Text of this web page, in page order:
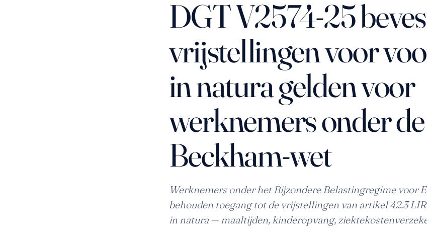
DGT V2574-25
vrijstellingen voor
in natura gelden voor
werknemers onder de
Beckham-wet
Werknemers onder het Bijzondere Belastingregime voor
behouden toegang tot de vrijstellingen van artikel 42.3
in natura — maaltijden, kinderopvang,